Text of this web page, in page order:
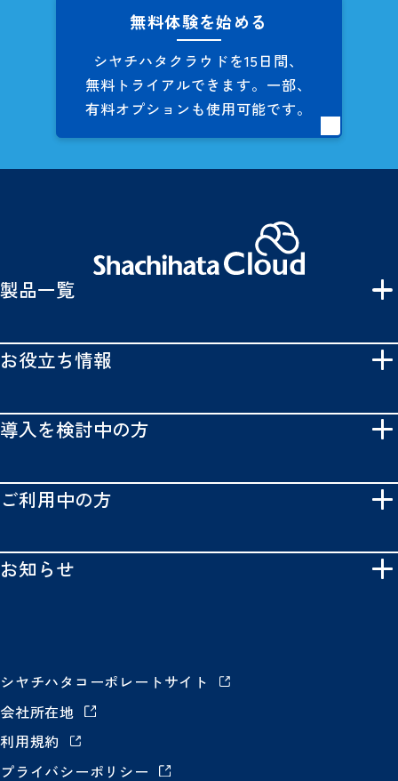
無料体験を始める
シヤチハタクラウドを15日間、
無料トライアルできます。 一部、
有料オプションも使用可能です。
製品一覧
お役立ち情報
導入を検討中の方
ご利用中の方
お知らせ
シヤチハタコーポレートサイト
会社所在地
利用規約
プライバシーポリシー